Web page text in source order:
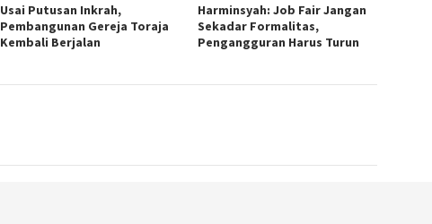
Usai Putusan Inkrah,
Pembangunan Gereja Toraja
Kembali Berjalan
Harminsyah: Job Fair Jangan
Sekadar Formalitas,
Pengangguran Harus Turun